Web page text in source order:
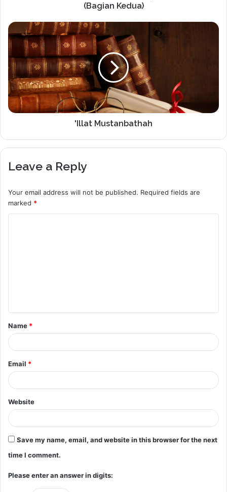
(Bagian Kedua)
'Illat Mustanbathah
Leave a Reply
Your email address will not be published. Required fields are
marked *
t
*
Name *
Email *
Website
Save my name, email, and website in this browser for the next
time I comment.
Please enter an answer in digits: